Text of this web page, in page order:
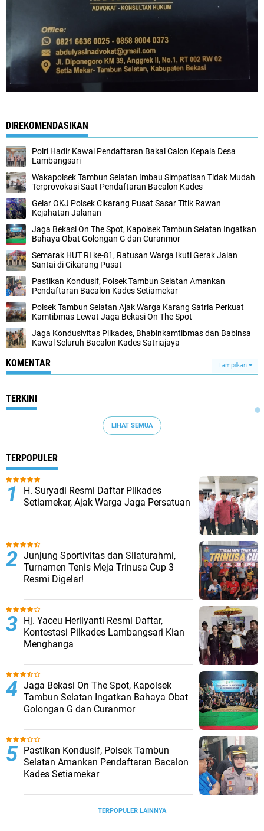
DIREKOMENDASIKAN
Polri Hadir Kawal Pendaftaran Bakal Calon Kepala Desa
Lambangsari
Wakapolsek Tambun Selatan Imbau Simpatisan Tidak Mudah
Terprovokasi Saat Pendaftaran Bacalon Kades
Gelar OKJ Polsek Cikarang Pusat Sasar Titik Rawan
Kejahatan Jalanan
Jaga Bekasi On The Spot, Kapolsek Tambun Selatan Ingatkan
Bahaya Obat Golongan G dan Curanmor
Semarak HUT RI ke-81, Ratusan Warga Ikuti Gerak Jalan
Santai di Cikarang Pusat
Pastikan Kondusif, Polsek Tambun Selatan Amankan
Pendaftaran Bacalon Kades Setiamekar
Polsek Tambun Selatan Ajak Warga Karang Satria Perkuat
Kamtibmas Lewat Jaga Bekasi On The Spot
Jaga Kondusivitas Pilkades, Bhabinkamtibmas dan Babinsa
Kawal Seluruh Bacalon Kades Satriajaya
KOMENTAR Tampilkan
TERKINI
LIHAT SEMUA
TERPOPULER
H. Suryadi Resmi Daftar Pilkades
Setiamekar, Ajak Warga Jaga Persatuan
Junjung Sportivitas dan Silaturahmi,
Turnamen Tenis Meja Trinusa Cup 3
Resmi Digelar!
Hj. Yaceu Herliyanti Resmi Daftar,
Kontestasi Pilkades Lambangsari Kian
Menghanga
Jaga Bekasi On The Spot, Kapolsek
Tambun Selatan Ingatkan Bahaya Obat
Golongan G dan Curanmor
Pastikan Kondusif, Polsek Tambun
Selatan Amankan Pendaftaran Bacalon
Kades Setiamekar
TERPOPULER LAINNYA